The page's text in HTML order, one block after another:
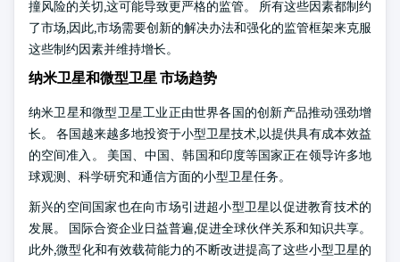
撞风险的关切,这可能导致更严格的监管。 所有这些因素都制约
了市场,因此,市场需要创新的解决办法和强化的监管框架来克服
这些制约因素并维持增长。
纳米卫星和微型卫星 市场趋势
纳米卫星和微型卫星工业正由世界各国的创新产品推动强劲增
长。 各国越来越多地投资于小型卫星技术,以提供具有成本效益
的空间准入。 美国、中国、韩国和印度等国家正在领导许多地
球观测、科学研究和通信方面的小型卫星任务。
新兴的空间国家也在向市场引进超小型卫星以促进教育技术的
发展。 国际合资企业日益普遍,促进全球伙伴关系和知识共享。
此外,微型化和有效载荷能力的不断改进提高了这些小型卫星的